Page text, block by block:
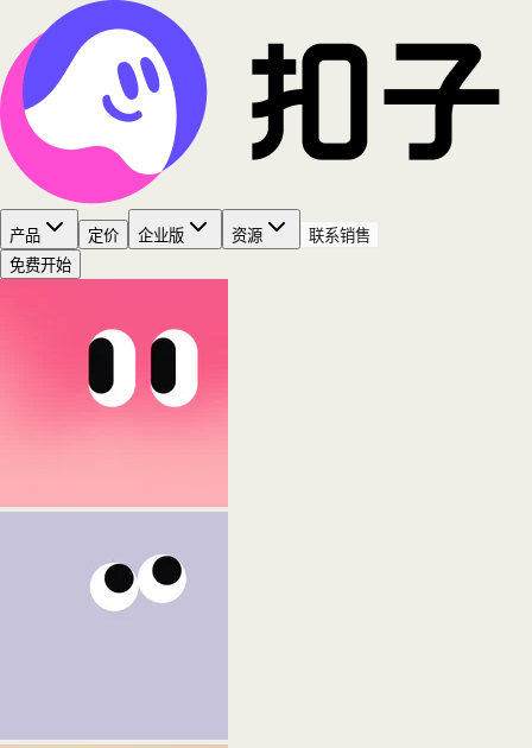
产品 定价 企业版 资源
联系销售
免费开始